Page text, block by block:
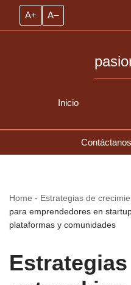
A+ A–
Inicio
Contáctanos
Home - Estrategias de
para emprendedores en
plataformas y comunidades